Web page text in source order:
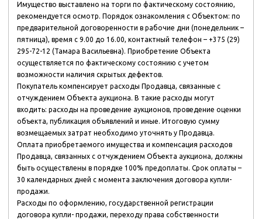
Имущество выставлено на торги по фактическому состоянию,
рекомендуется осмотр. Порядок ознакомления с Объектом: по
предварительной договоренности в рабочие дни (понедельник –
пятница), время с 9.00 до 16.00, контактный телефон – +375 (29)
295-72-12 (Тамара Васильевна). Приобретение Объекта
осуществляется по фактическому состоянию с учетом
возможности наличия скрытых дефектов.
Покупатель компенсирует расходы Продавца, связанные с
отчуждением Объекта аукциона. В такие расходы могут
входить: расходы на проведение аукционов, проведение оценки
объекта, публикация объявлений и иные. Итоговую сумму
возмещаемых затрат необходимо уточнять у Продавца.
Оплата приобретаемого имущества и компенсация расходов
Продавца, связанных с отчуждением Объекта аукциона, должны
быть осуществлены в порядке 100% предоплаты. Срок оплаты –
30 календарных дней с момента заключения договора купли-
продажи.
Расходы по оформлению, государственной регистрации
договора купли- продажи, переходу права собственности